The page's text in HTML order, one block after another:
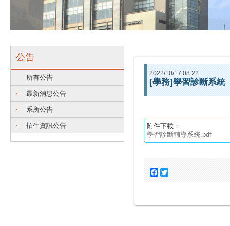
公告
所有公告
最新消息公告
系所公告
招生資訊公告
2022/10/17 08:22
[學務]學習診斷系統
附件下載：
學習診斷輔導系統.pdf
Facebook